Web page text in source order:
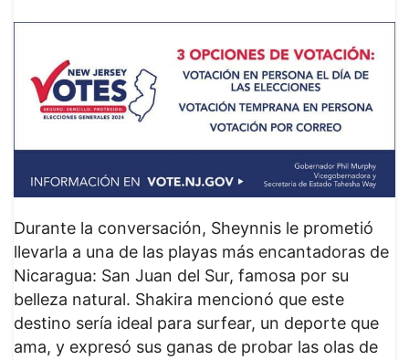
Durante la conversación, Sheynnis le prometió
llevarla a una de las playas más encantadoras de
Nicaragua: San Juan del Sur, famosa por su
belleza natural. Shakira mencionó que este
destino sería ideal para surfear, un deporte que
ama, y expresó sus ganas de probar las olas de